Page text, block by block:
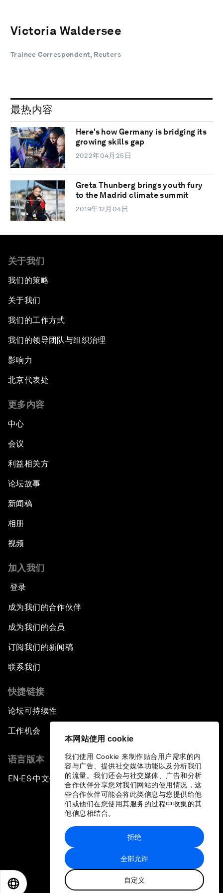
本网站使用 cookie
我们使用 Cookie 来制作贴合用户需求的内
容与广告、提供社交媒体功能以及分析我们
的流量。我们还会与社交媒体、广告和分析
合作伙伴分享您对我们网站的使用情况，这
些合作伙伴可能会将此类信息与您提供给他
们或他们在您使用其服务的过程中收集的其
他信息相结合。
全部允许
自定义
拒绝
Victoria Waldersee
Trainee Correspondent, Reuters
最热内容
Here's how Germany is bridging its
growing skills gap
2022年04月25日
Greta Thunberg brings youth fury
to the Madrid climate summit
2019年12月04日
关于我们
我们的策略
关于我们
我们的工作方式
我们的领导团队与组织治理
影响力
北京代表处
更多内容
中心
会议
利益相关方
论坛故事
新闻稿
相册
视频
加入我们
登录
成为我们的合作伙伴
成为我们的会员
订阅我们的新闻稿
联系我们
快捷链接
论坛可持续性
工作机会
语言版本
EN ▪ES▪中文▪ 日本語
站点地图
世界经济论坛